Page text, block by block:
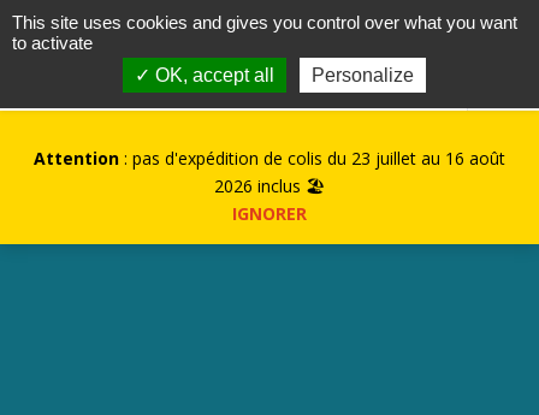
contact@kurioz.org
Attention : pas d'expédition de colis du 23 juillet au 16 août
2026 inclus 🏖️
IGNORER
This site uses cookies and gives you control over what you want
to activate
✓ OK, accept all
Personalize